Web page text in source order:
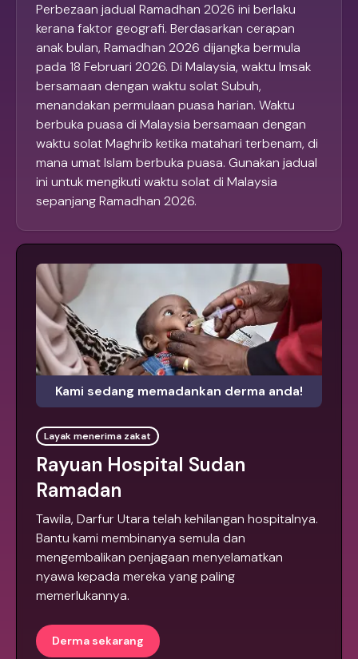
Perbezaan jadual Ramadhan 2026 ini berlaku
kerana faktor geografi. Berdasarkan cerapan
anak bulan, Ramadhan 2026 dijangka bermula
pada 18 Februari 2026. Di Malaysia, waktu Imsak
bersamaan dengan waktu solat Subuh,
menandakan permulaan puasa harian. Waktu
berbuka puasa di Malaysia bersamaan dengan
waktu solat Maghrib ketika matahari terbenam, di
mana umat Islam berbuka puasa. Gunakan jadual
ini untuk mengikuti waktu solat di Malaysia
sepanjang Ramadhan 2026.
Kami sedang memadankan derma anda!
Layak menerima zakat
Rayuan Hospital Sudan
Ramadan
Tawila, Darfur Utara telah kehilangan hospitalnya.
Bantu kami membinanya semula dan
mengembalikan penjagaan menyelamatkan
nyawa kepada mereka yang paling
memerlukannya.
Derma sekarang